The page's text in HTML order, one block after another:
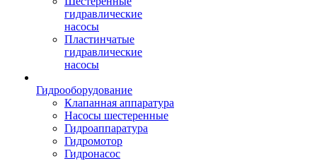
гидравлические
насосы
Пластинчатые
гидравлические
насосы
Гидрооборудование
Клапанная аппаратура
Насосы шестеренные
Гидроаппаратура
Гидромотор
Гидронасос